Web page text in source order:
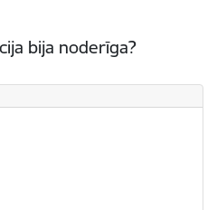
bija noderīga?